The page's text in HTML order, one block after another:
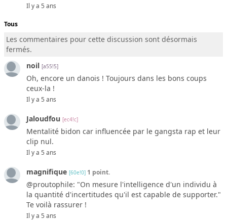
Il y a 5 ans
Tous
Les commentaires pour cette discussion sont désormais
fermés.
noil [a55!5]
Oh, encore un danois ! Toujours dans les bons coups
ceux-la !
Il y a 5 ans
Jaloudfou [ec4!c]
Mentalité bidon car influencée par le gangsta rap et leur
clip nul.
Il y a 5 ans
magnifique [60e!0] 1 point.
@proutophile: "On mesure l'intelligence d'un individu à
la quantité d'incertitudes qu'il est capable de supporter."
Te voilà rassurer !
Il y a 5 ans